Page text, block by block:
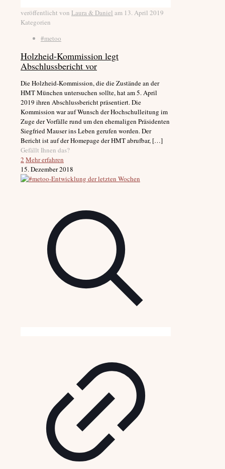
veröffentlicht von Laura & Daniel am 13. April 2019
Kategorien
#metoo
Holzheid-Kommission legt
Abschlussbericht vor
Die Holzheid-Kommission, die die Zustände an der
HMT München untersuchen sollte, hat am 5. April
2019 ihren Abschlussbericht präsentiert. Die
Kommission war auf Wunsch der Hochschulleitung im
Zuge der Vorfälle rund um den ehemaligen Präsidenten
Siegfried Mauser ins Leben gerufen worden. Der
Bericht ist auf der Homepage der HMT abrufbar, […]
Gefällt Ihnen das?
2 Mehr erfahren
15. Dezember 2018